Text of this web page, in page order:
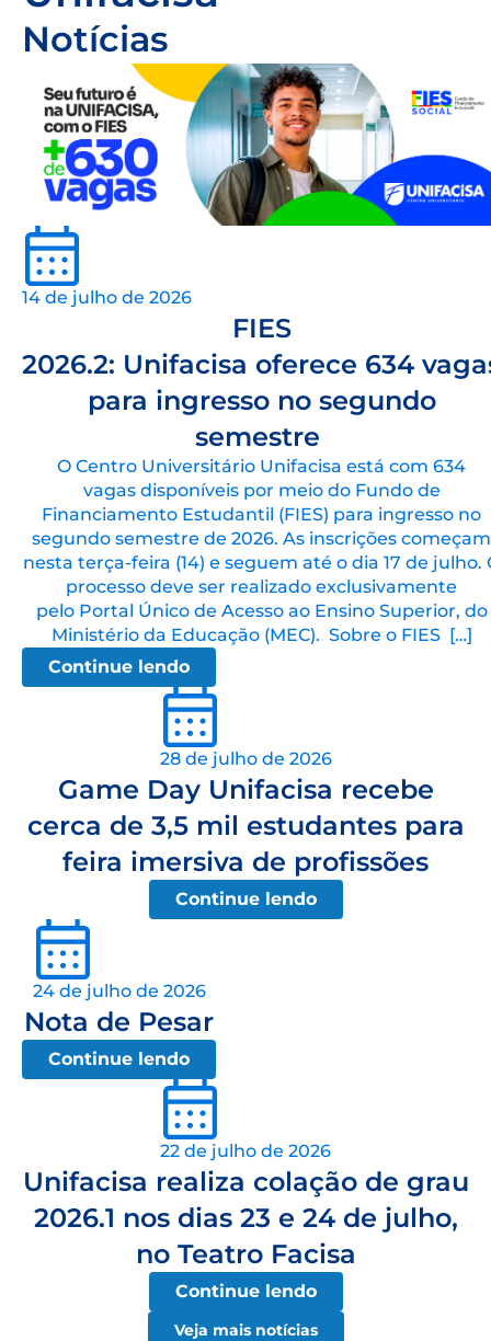
Notícias
14 de julho de 2026
FIES
2026.2: Unifacisa oferece 634
para ingresso no segundo
semestre
O Centro Universitário Unifacisa está com 634
vagas disponíveis por meio do Fundo de
Financiamento Estudantil (FIES) para ingresso no
segundo semestre de 2026. As inscrições começam
nesta terça-feira (14) e seguem até o dia 17 de julho.
processo deve ser realizado exclusivamente
pelo Portal Único de Acesso ao Ensino Superior, do
Ministério da Educação (MEC). Sobre o FIES […]
Continue lendo
28 de julho de 2026
Game Day Unifacisa recebe
cerca de 3,5 mil estudantes para
feira imersiva de profissões
Continue lendo
24 de julho de 2026
Nota de Pesar
Continue lendo
22 de julho de 2026
Unifacisa realiza colação de grau
2026.1 nos dias 23 e 24 de julho,
no Teatro Facisa
Continue lendo
Veja mais notícias